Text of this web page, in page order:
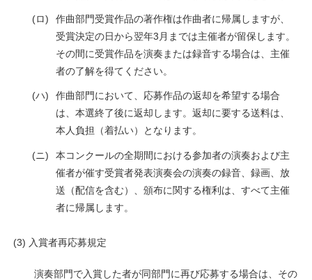
(ロ)
作曲部門受賞作品の著作権は作曲者に帰属しますが、
受賞決定の日から翌年3月までは主催者が留保します。
その間に受賞作品を演奏または録音する場合は、主催
者の了解を得てください。
(ハ)
作曲部門において、応募作品の返却を希望する場合
は、本選終了後に返却します。返却に要する送料は、
本人負担（着払い）となります。
(ニ)
本コンクールの全期間における参加者の演奏および主
催者が催す受賞者発表演奏会の演奏の録音、録画、放
送（配信を含む）、頒布に関する権利は、すべて主催
者に帰属します。
入賞者再応募規定
演奏部門で入賞した者が同部門に再び応募する場合は、その